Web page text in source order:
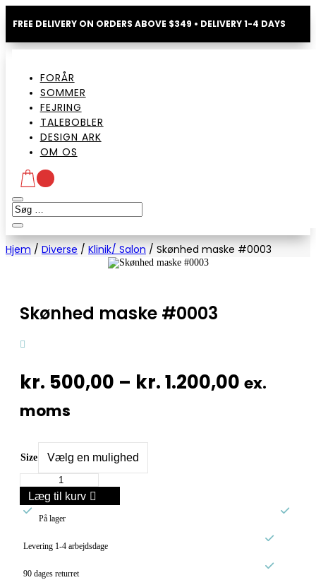
FREE DELIVERY ON ORDERS ABOVE $349 • DELIVERY 1-4 DAYS
FORÅR
SOMMER
FEJRING
TALEBOBLER
DESIGN ARK
OM OS
Hjem / Diverse / Klinik/ Salon / Skønhed maske #0003
Skønhed maske #0003
kr. 500,00 – kr.1.200,00 ex.
moms
Size
maske
#0003
antal
Læg til kurv

På lager

Levering 1-4 arbejdsdage

90 dages returret
